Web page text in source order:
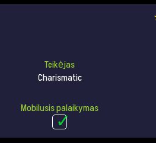
Teikėjas
Charismatic
Mobilusis palaikymas